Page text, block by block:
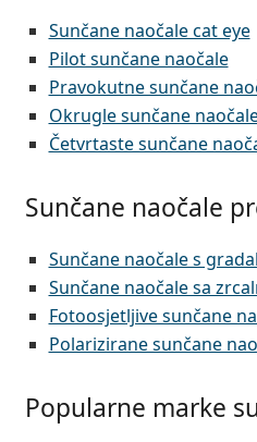
Sunčane naočale cat eye
Pilot sunčane naočale
Pravokutne sunčane
Okrugle sunčane
Četvrtaste sunčane
Sunčane naočale
Sunčane naočale s
Sunčane naočale sa
Fotoosjetljive sunčane
Polarizirane sunčane
Popularne marke